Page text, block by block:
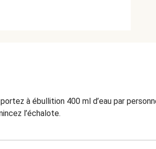
à ébullition 400 ml d’eau par
l’échalote.